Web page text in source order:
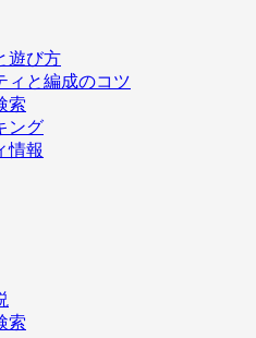
遊び方
ィと編成のコツ
索
ング
情報
索